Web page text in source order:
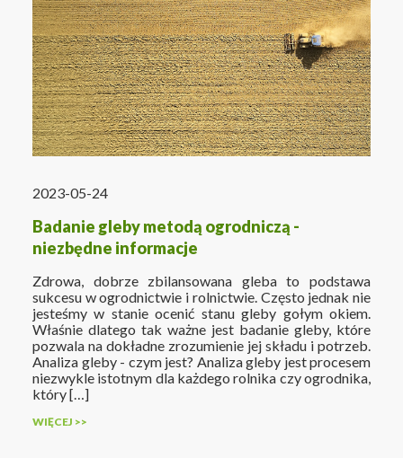
2023-05-24
Badanie gleby metodą ogrodniczą -
niezbędne informacje
Zdrowa, dobrze zbilansowana gleba to podstawa
sukcesu w ogrodnictwie i rolnictwie. Często jednak nie
jesteśmy w stanie ocenić stanu gleby gołym okiem.
Właśnie dlatego tak ważne jest badanie gleby, które
pozwala na dokładne zrozumienie jej składu i potrzeb.
Analiza gleby - czym jest? Analiza gleby jest procesem
niezwykle istotnym dla każdego rolnika czy ogrodnika,
który […]
WIĘCEJ >>